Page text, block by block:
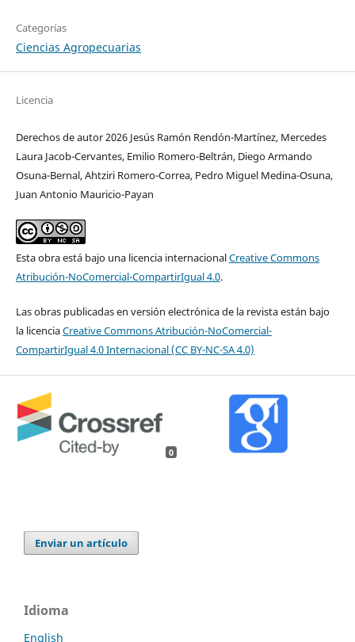
Categorías
Ciencias Agropecuarias
Licencia
Derechos de autor 2026 Jesús Ramón Rendón-Martínez, Mercedes
Laura Jacob-Cervantes, Emilio Romero-Beltrán, Diego Armando
Osuna-Bernal, Ahtziri Romero-Correa, Pedro Miguel Medina-Osuna,
Juan Antonio Mauricio-Payan
Esta obra está bajo una licencia internacionalCreative Commons
Atribución-NoComercial-CompartirIgual 4.0.
Las obras publicadas en versión electrónica de la revista están bajo
la licenciaCreative Commons Atribución-NoComercial-
CompartirIgual 4.0 Internacional (CC BY-NC-SA 4.0)
0
Enviar un artículo
Idioma
English